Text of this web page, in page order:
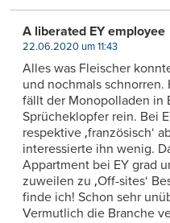
A liberated EY employee
22.06.2020 um 11:43
Alles was Fleischer
und nochmals
fällt der Monopolladen in
Sprücheklopfer rein. Bei
respektive ‚französisch‘
interessierte ihn wenig.
Appartment bei EY grad
zuweilen zu ‚Off-sites‘
finde ich! Schon sehr
Vermutlich die Branche